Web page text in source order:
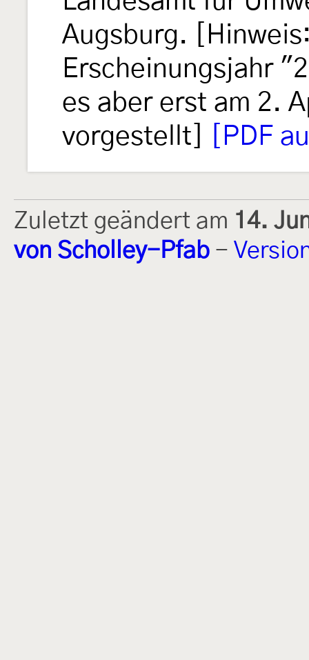
Augsburg.
Erscheinungsjahr
es aber erst am 2.
vorgestellt]
[PDF
Zuletzt geändert am 14.
von Scholley-Pfab -